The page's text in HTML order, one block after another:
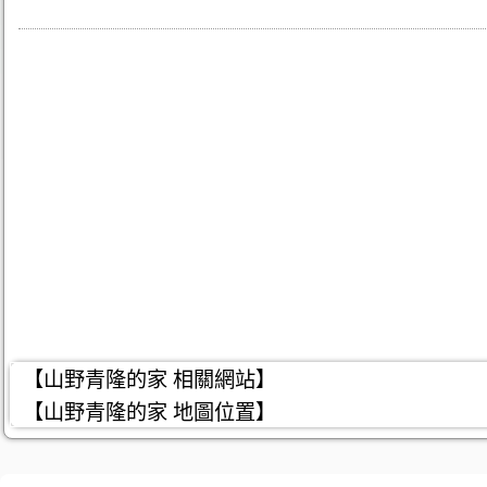
【山野青隆的家 相關網站】
【山野青隆的家 地圖位置】